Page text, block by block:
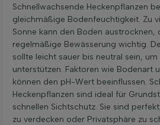
Schnellwachsende Heckenpflanzen
gleichmäßige Bodenfeuchtigkeit. Zu
Sonne kann den Boden austrocknen,
regelmäßige Bewässerung wichtig.
sollte leicht sauer bis neutral sein,
unterstützen. Faktoren wie Bodenart
können den pH-Wert beeinflussen.
Heckenpflanzen sind ideal für
schnellen Sichtschutz. Sie sind
zu verdecken oder Privatsphäre zu